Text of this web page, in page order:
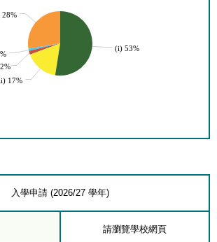
(vi) 28%
(iii) 2%
(ii) 17%
(i) 53%
入學申請 (2026/27 學年)
請瀏覽學校網頁